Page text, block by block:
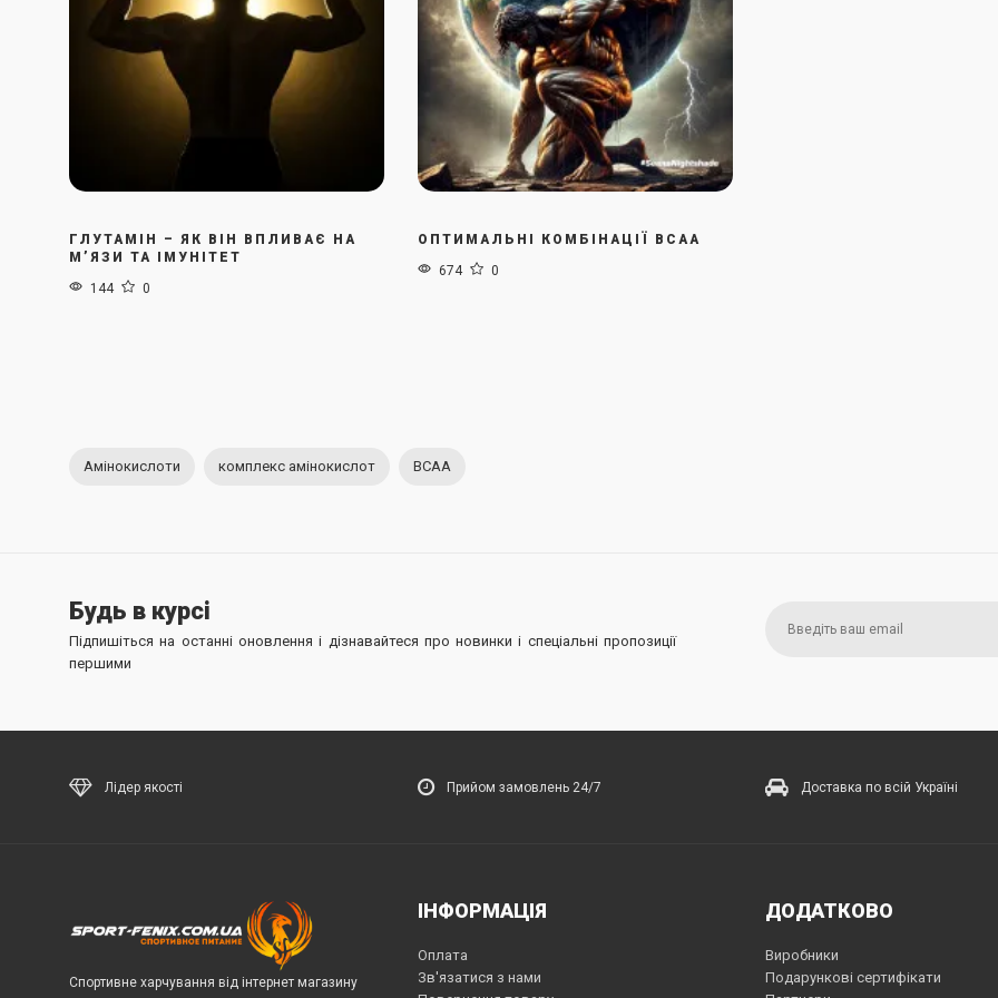
ГЛУТАМІН – ЯК ВІН ВПЛИВАЄ НА
М’ЯЗИ ТА ІМУНІТЕТ
144
0
ОПТИМАЛЬНІ КОМБІНАЦІЇ BCAA
674
0
Амінокислоти комплекс амінокислот BCAA
Будь в курсі
Підпишіться на останні оновлення і дізнавайтеся про новинки і спеціальні пропозиції
першими
Лідер якості Прийом замовлень 24/7 Доставка по всій Україні
Спортивне харчування від інтернет магазину
ІНФОРМАЦІЯ
Оплата
Зв'язатися з нами
ДОДАТКОВО
Виробники
Подарункові сертифікати